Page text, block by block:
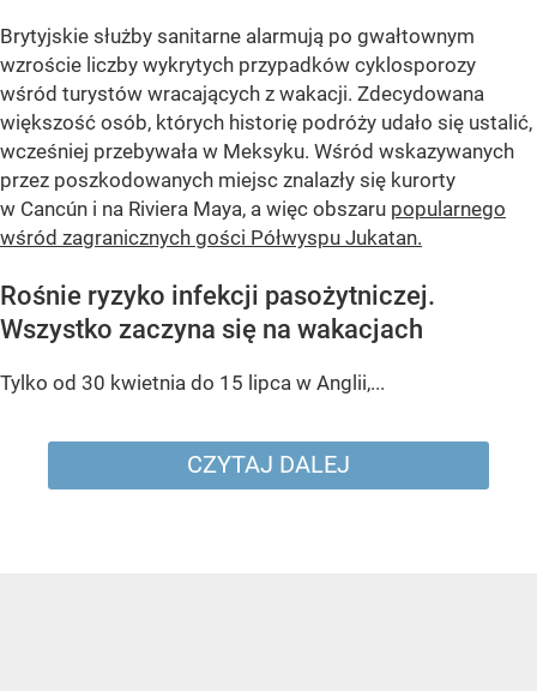
Brytyjskie służby sanitarne alarmują po gwałtownym
wzroście liczby wykrytych przypadków cyklosporozy
wśród turystów wracających z wakacji. Zdecydowana
większość osób, których historię podróży udało się ustalić,
wcześniej przebywała w Meksyku. Wśród wskazywanych
przez poszkodowanych miejsc znalazły się kurorty
w Cancún i na Riviera Maya, a więc obszaru popularnego
wśród zagranicznych gości Półwyspu Jukatan.
Rośnie ryzyko infekcji pasożytniczej.
Wszystko zaczyna się na wakacjach
Tylko od 30 kwietnia do 15 lipca w Anglii,...
CZYTAJ DALEJ